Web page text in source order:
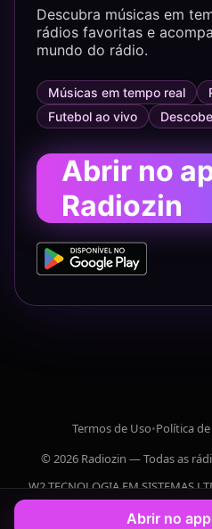
Descubra músicas em
rádios favoritas e
mundo do rádio.
Músicas em tempo real
Futebol ao vivo
Abrir no
Radiozin
Termos de Uso•Política
© 2026 Radiozin — Todas as
W2 TECNOLOGIA EM SISTEMAS
Abrir no